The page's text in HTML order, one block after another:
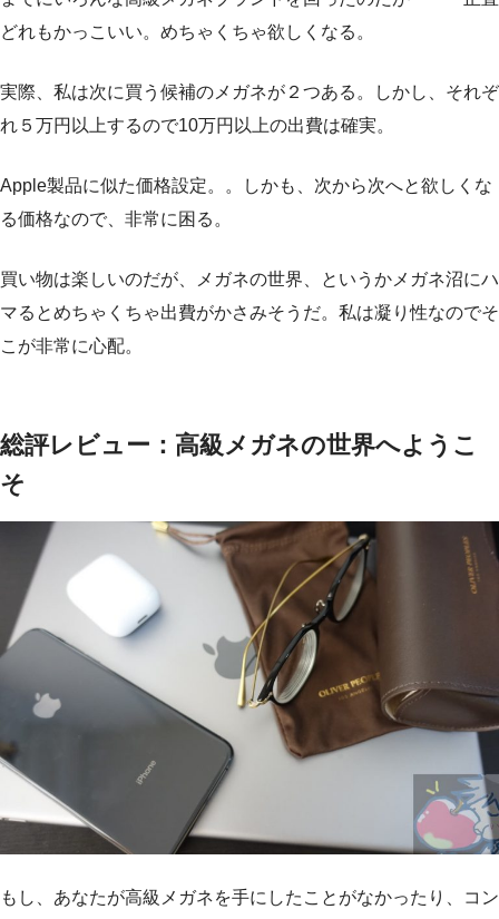
どれもかっこいい。めちゃくちゃ欲しくなる。
実際、私は次に買う候補のメガネが２つある。しかし、それぞ
れ５万円以上するので10万円以上の出費は確実。
Apple製品に似た価格設定。。しかも、次から次へと欲しくな
る価格なので、非常に困る。
買い物は楽しいのだが、メガネの世界、というかメガネ沼にハ
マるとめちゃくちゃ出費がかさみそうだ。私は凝り性なのでそ
こが非常に心配。
総評レビュー：高級メガネの世界へようこ
そ
もし、あなたが高級メガネを手にしたことがなかったり、コン